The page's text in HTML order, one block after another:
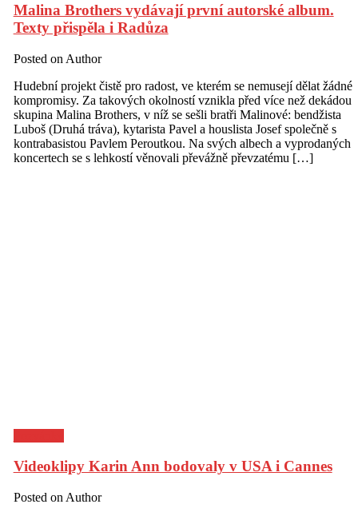
Malina Brothers vydávají první autorské album.
Texty přispěla i Radůza
Posted on Author
Hudební projekt čistě pro radost, ve kterém se nemusejí dělat žádné
kompromisy. Za takových okolností vznikla před více než dekádou
skupina Malina Brothers, v níž se sešli bratři Malinové: bendžista
Luboš (Druhá tráva), kytarista Pavel a houslista Josef společně s
kontrabasistou Pavlem Peroutkou. Na svých albech a vyprodaných
koncertech se s lehkostí věnovali převážně převzatému […]
Videoklipy Karin Ann bodovaly v USA i Cannes
Posted on Author